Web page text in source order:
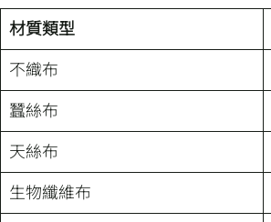
材質類型
不織布
蠶絲布
天絲布
生物纖維布